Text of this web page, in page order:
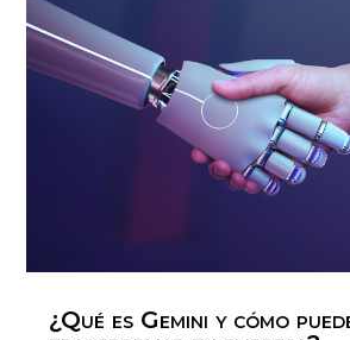
¿Qué es Gemini y cómo